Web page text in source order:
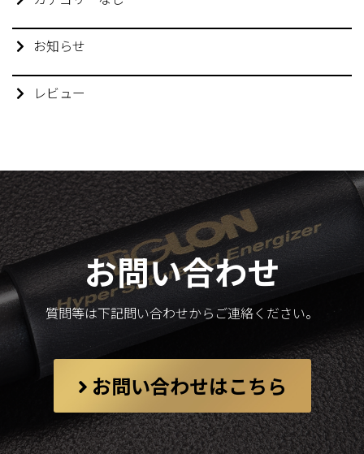
お知らせ
レビュー
お問い合わせ
質問等は下記問い合わせからご連絡ください。
お問い合わせはこちら